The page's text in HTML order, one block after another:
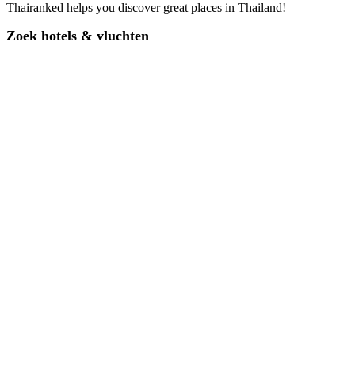
Thairanked helps you discover great places in Thailand!
Zoek hotels & vluchten